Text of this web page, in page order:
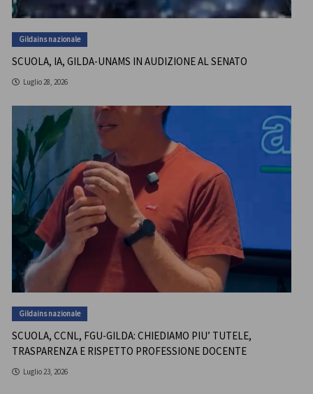
Gildains nazionale
SCUOLA, IA, GILDA-UNAMS IN AUDIZIONE AL SENATO
Luglio 28, 2026
Gildains nazionale
SCUOLA, CCNL, FGU-GILDA: CHIEDIAMO PIU’ TUTELE,
TRASPARENZA E RISPETTO PROFESSIONE DOCENTE
Luglio 23, 2026